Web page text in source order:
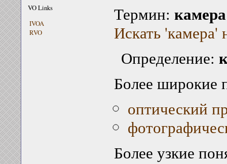
VO Links
IVOA
RVO
Термин: камера
Искать 'камера'
Определение:
Более широкие
оптический
Более узкие